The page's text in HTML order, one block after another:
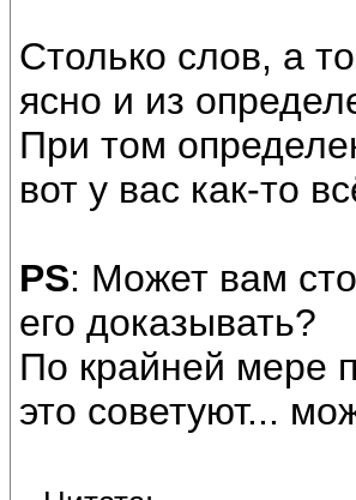
Столько слов, а
ясно и из
При том
вот у вас как-то
PS: Может вам
его доказывать?
По крайней мере
это советуют...